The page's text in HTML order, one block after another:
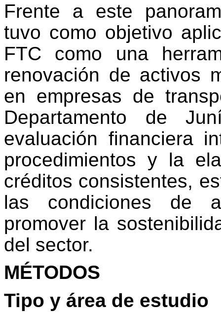
Frente a este
tuvo como objetivo
FTC como una
renovación de activos
en empresas de
Departamento de
evaluación financiera
procedimientos y la
créditos consistentes,
las condiciones de
promover la
del sector.
MÉTODOS
Tipo y área de estudio